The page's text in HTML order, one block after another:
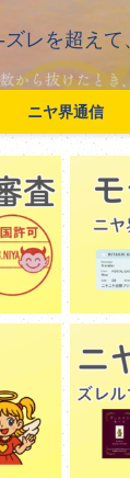
レを超え
ニヤ界通信